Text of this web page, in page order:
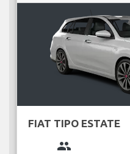
FIAT TIPO ESTATE
group